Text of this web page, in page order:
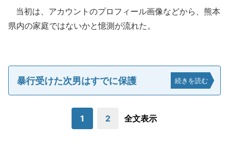
当初は、アカウントのプロフィール画像などから、熊本
県内の家庭ではないかと憶測が流れた。
暴行受けた次男はすでに保護 続きを読む
1 2 全文表示